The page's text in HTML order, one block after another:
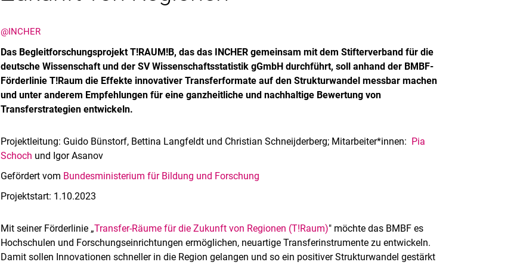
@INCHER
Das Begleitforschungsprojekt T!RAUM!B, das das INCHER gemeinsam mit dem Stifterverband für die
deutsche Wissenschaft und der SV Wissenschaftsstatistik gGmbH durchführt, soll anhand der BMBF-
Förderlinie T!Raum die Effekte innovativer Transferformate auf den Strukturwandel messbar machen
und unter anderem Empfehlungen für eine ganzheitliche und nachhaltige Bewertung von
Transferstrategien entwickeln.
Projektleitung: Guido Bünstorf, Bettina Langfeldt und Christian Schneijderberg; Mitarbeiter*innen: Pia
Schoch und Igor Asanov
Gefördert vom Bundesministerium für Bildung und Forschung
Projektstart: 1.10.2023
Mit seiner Förderlinie „Transfer-Räume für die Zukunft von Regionen (T!Raum)" möchte das BMBF es
Hochschulen und Forschungseinrichtungen ermöglichen, neuartige Transferinstrumente zu entwickeln.
Damit sollen Innovationen schneller in die Region gelangen und so ein positiver Strukturwandel gestärkt